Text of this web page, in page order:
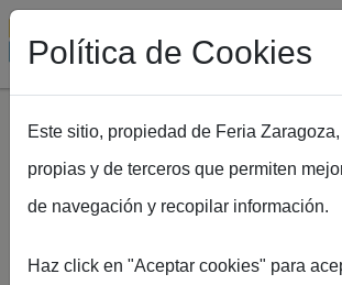
Pasar al contenido principal
técnico
Política de Cookies
Este sitio, propiedad de Feria
propias y de terceros que permiten
de navegación y recopilar información.
Haz click en "Aceptar cookies" para